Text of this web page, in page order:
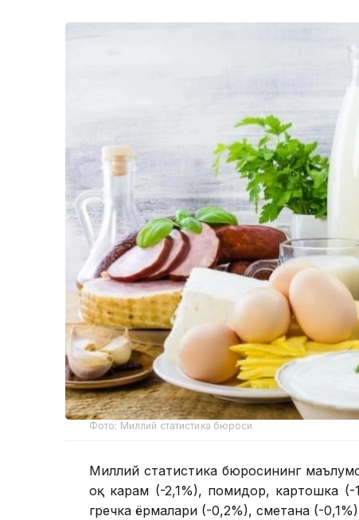
Фото: Миллий статистика бюроси
Миллий статистика бюросининг
оқ карам (-2,1%), помидор, картошка
гречка ёрмалари (-0,2%), сметана (-